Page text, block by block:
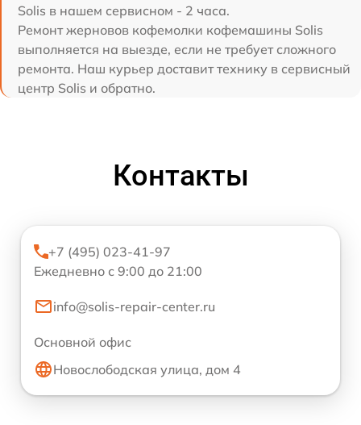
Solis в нашем сервисном - 2 часа.
Ремонт жерновов кофемолки кофемашины Solis
выполняется на выезде, если не требует сложного
ремонта. Наш курьер доставит технику в сервисный
центр Solis и обратно.
Контакты
+7 (495) 023-41-97
Ежедневно с 9:00 до 21:00
info@solis-repair-center.ru
Основной офис
Новослободская улица, дом 4